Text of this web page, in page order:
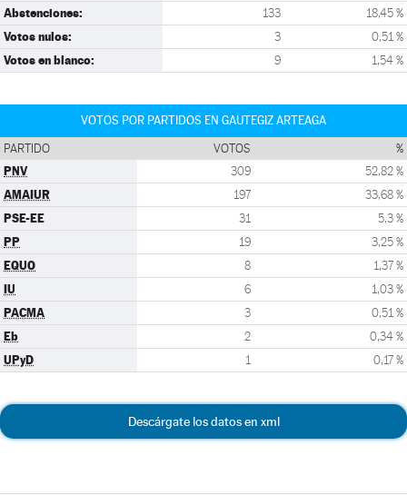
Abstenciones: 133 18,45 %
Votos nulos: 3 0,51 %
Votos en blanco: 9 1,54 %
VOTOS POR PARTIDOS EN GAUTEGIZ ARTEAGA
PARTIDO VOTOS %
PNV 309 52,82 %
AMAIUR 197 33,68 %
PSE-EE 31 5,3 %
PP 19 3,25 %
EQUO 8 1,37 %
IU 6 1,03 %
PACMA 3 0,51 %
Eb 2 0,34 %
UPyD 1 0,17 %
Descárgate los datos en xml